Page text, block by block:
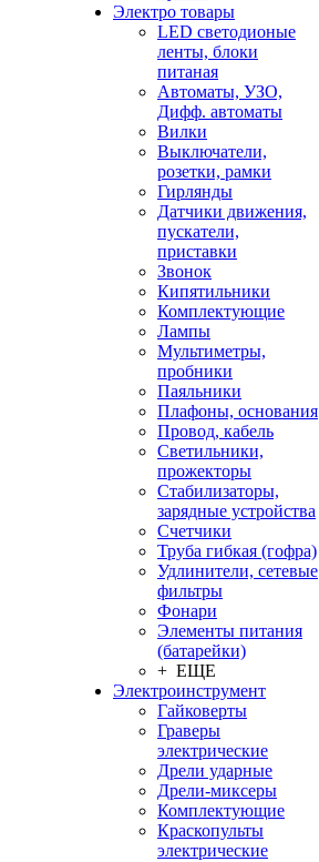
Электро товары
LED светодионые
ленты, блоки
питаная
Автоматы, УЗО,
Дифф. автоматы
Вилки
Выключатели,
розетки, рамки
Гирлянды
Датчики движения,
пускатели,
приставки
Звонок
Кипятильники
Комплектующие
Лампы
Мультиметры,
пробники
Паяльники
Плафоны, основания
Провод, кабель
Светильники,
прожекторы
Стабилизаторы,
зарядные устройства
Счетчики
Труба гибкая (гофра)
Удлинители, сетевые
фильтры
Фонари
Элементы питания
(батарейки)
+ ЕЩЕ
Электроинструмент
Гайковерты
Граверы
электрические
Дрели ударные
Дрели-миксеры
Комплектующие
Краскопульты
электрические